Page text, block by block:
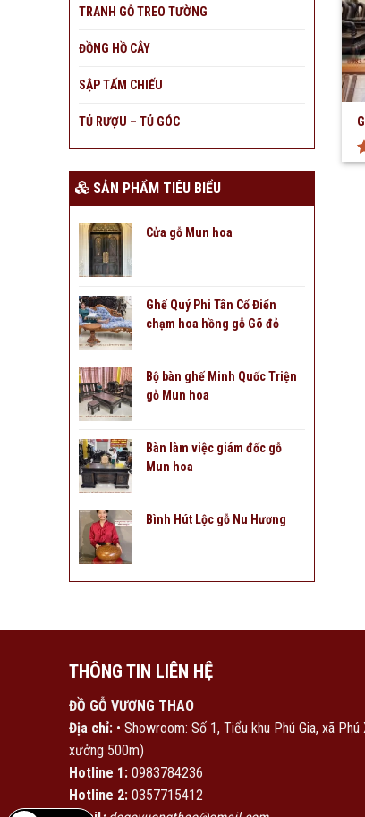
TRANH GỖ TREO TƯỜNG
ĐỒNG HỒ CÂY
SẬP TẤM CHIẾU
TỦ RƯỢU – TỦ GÓC
SẢN PHẨM TIÊU BIỂU
Cửa gỗ Mun hoa
Ghế Quý Phi Tân Cổ Điển
chạm hoa hồng gỗ Gõ đỏ
Bộ bàn ghế Minh Quốc Triện
gỗ Mun hoa
Bàn làm việc giám đốc gỗ
Mun hoa
Bình Hút Lộc gỗ Nu Hương
THÔNG TIN LIÊN HỆ
ĐỒ GỖ VƯƠNG THAO
Địa chỉ: • Showroom: Số 1, Tiểu khu Phú Gia, xã Phú
xưởng 500m)
Hotline 1: 0983784236
Hotline 2: 0357715412